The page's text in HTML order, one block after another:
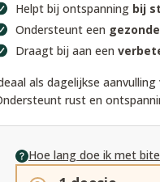
Helpt bij ontspanning bij
Ondersteunt een
Draagt bij aan een
als dagelijkse
rust en
Hoe lang doe ik met